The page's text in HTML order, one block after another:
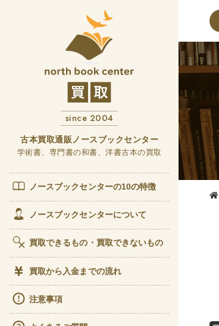
since 2004
古本買取通販ノースブックセンター
学術書、専門書の和書、洋書古本の買取
ノースブックセンターの10の特徴
ノースブックセンターについて
買取できるもの・買取できないもの
買取から入金までの流れ
注意事項